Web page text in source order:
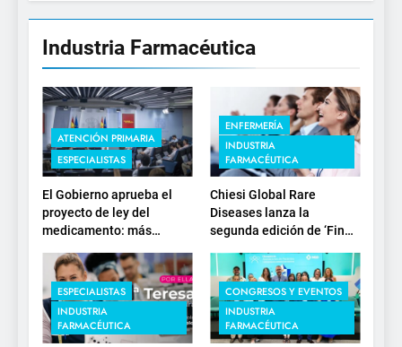
Industria Farmacéutica
ATENCIÓN PRIMARIA
ESPECIALISTAS
El Gobierno aprueba el
proyecto de ley del
medicamento: más
sostenibilidad, autonomía
estratégica y
modernización para el
SNS
ENFERMERÍA
INDUSTRIA
FARMACÉUTICA
Chiesi Global Rare
Diseases lanza la
segunda edición de ‘Find
For Rare’ para impulsar la
investigación en
enfermedades de
depósito lisosomal
ESPECIALISTAS
INDUSTRIA
FARMACÉUTICA
CONGRESOS Y EVENTOS
INDUSTRIA
FARMACÉUTICA